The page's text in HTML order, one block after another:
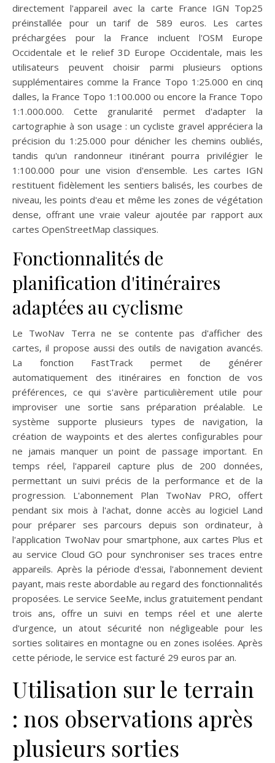
directement l'appareil avec la carte France IGN Top25
préinstallée pour un tarif de 589 euros. Les cartes
préchargées pour la France incluent l'OSM Europe
Occidentale et le relief 3D Europe Occidentale, mais les
utilisateurs peuvent choisir parmi plusieurs options
supplémentaires comme la France Topo 1:25.000 en cinq
dalles, la France Topo 1:100.000 ou encore la France Topo
1:1.000.000. Cette granularité permet d'adapter la
cartographie à son usage : un cycliste gravel appréciera la
précision du 1:25.000 pour dénicher les chemins oubliés,
tandis qu'un randonneur itinérant pourra privilégier le
1:100.000 pour une vision d'ensemble. Les cartes IGN
restituent fidèlement les sentiers balisés, les courbes de
niveau, les points d'eau et même les zones de végétation
dense, offrant une vraie valeur ajoutée par rapport aux
cartes OpenStreetMap classiques.
Fonctionnalités de
planification d'itinéraires
adaptées au cyclisme
Le TwoNav Terra ne se contente pas d'afficher des
cartes, il propose aussi des outils de navigation avancés.
La fonction FastTrack permet de générer
automatiquement des itinéraires en fonction de vos
préférences, ce qui s'avère particulièrement utile pour
improviser une sortie sans préparation préalable. Le
système supporte plusieurs types de navigation, la
création de waypoints et des alertes configurables pour
ne jamais manquer un point de passage important. En
temps réel, l'appareil capture plus de 200 données,
permettant un suivi précis de la performance et de la
progression. L'abonnement Plan TwoNav PRO, offert
pendant six mois à l'achat, donne accès au logiciel Land
pour préparer ses parcours depuis son ordinateur, à
l'application TwoNav pour smartphone, aux cartes Plus et
au service Cloud GO pour synchroniser ses traces entre
appareils. Après la période d'essai, l'abonnement devient
payant, mais reste abordable au regard des fonctionnalités
proposées. Le service SeeMe, inclus gratuitement pendant
trois ans, offre un suivi en temps réel et une alerte
d'urgence, un atout sécurité non négligeable pour les
sorties solitaires en montagne ou en zones isolées. Après
cette période, le service est facturé 29 euros par an.
Utilisation sur le terrain
: nos observations après
plusieurs sorties